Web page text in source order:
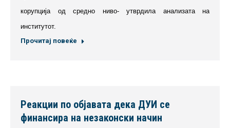
корупција од средно ниво- утврдила анализата на
институтот.
Прочитај повеќе
Реакции по објавата дека ДУИ се
финансира на незаконски начин